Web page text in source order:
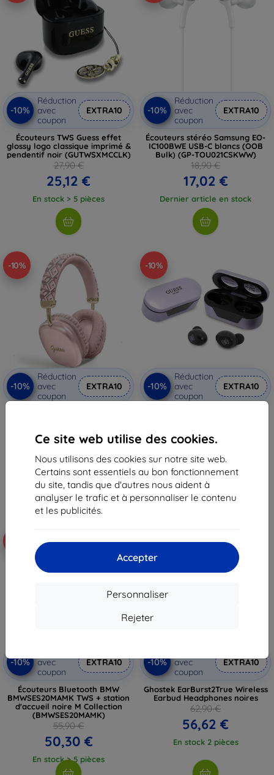
Ce site web utilise des cookies.
Nous utilisons des cookies sur notre site web.
Certains sont essentiels au bon fonctionnement
du site, tandis que d'autres nous aident à
analyser le trafic et à personnaliser le contenu
et les publicités.
Accepter
Personnaliser
Rejeter
-10%
Réduction
avec
coupon
EXTRA10
Écouteurs TWS Guess effet
glossy logo classique imprimé &
pendentif noir (GUTWSXMCCLK)
27,90 €
25,12 €
En stock > 5 pièces
-10%
Réduction
avec
coupon
EXTRA10
Écouteurs stéréo Samsung EO-
IC100BWE USB-C blancs (OOB
Bulk) (GP-TOU021CSKWW)
18,90 €
17,02 €
Dernier article en stock
-10%
-10%
Réduction
avec
coupon
EXTRA10
(GUBHK1GCTCSP)
43,12 €
En stock > 5 pièces
-10%
-10%
Réduction
avec
coupon
EXTRA10
(GUTWST31EU)
35,02 €
Dernier article en stock
-10%
avec
coupon
EXTRA10
Écouteurs Bluetooth BMW
BMWSES20MAMK TWS + station
d'accueil noire M Collection
(BMWSES20MAMK)
55,90 €
50,30 €
En stock > 5 pièces
-10%
-10%
avec
coupon
EXTRA10
Ghostek EarBurst2True Wireless
Earbud Headphones noires
62,90 €
56,62 €
En stock 2 pièces